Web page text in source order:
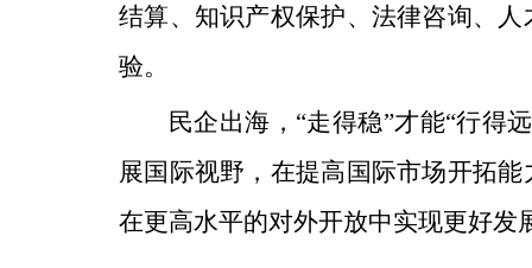
结算、知识产权保护、法律咨询、
验。
民企出海，“走得稳”才能“行得
展国际视野，在提高国际市场开拓
在更高水平的对外开放中实现更好发